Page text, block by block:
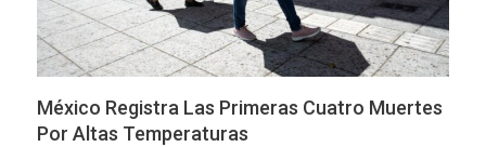
México Registra Las Primeras Cuatro Muertes
Por Altas Temperaturas